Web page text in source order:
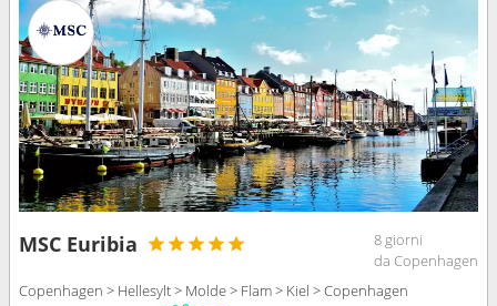
MSC Euribia
8 giorni
da Copenhagen
Copenhagen > Hellesylt > Molde > Flam > Kiel > Copenhagen